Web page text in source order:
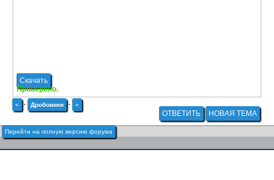
Скачать
Проверено.
« · Дробовики · »
ОТВЕТИТЬ НОВАЯ ТЕМА
Перейти на полную версию форума